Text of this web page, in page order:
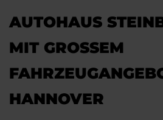
AUTOHAUS
MIT GROSSEM F
ANNOVER